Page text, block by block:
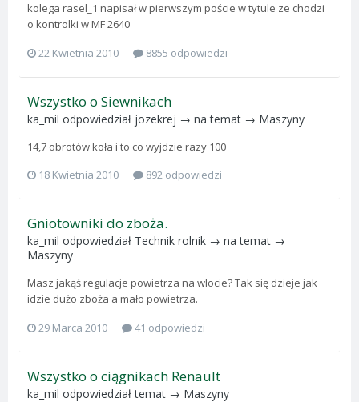
kolega rasel_1 napisał w pierwszym poście w tytule ze chodzi
o kontrolki w MF 2640
22 Kwietnia 2010
8855 odpowiedzi
Wszystko o Siewnikach
ka_mil odpowiedział jozekrej → na temat → Maszyny
14,7 obrotów koła i to co wyjdzie razy 100
18 Kwietnia 2010
892 odpowiedzi
Gniotowniki do zboża.
ka_mil odpowiedział Technik rolnik → na temat →
Maszyny
Masz jakąś regulacje powietrza na wlocie? Tak się dzieje jak
idzie dużo zboża a mało powietrza.
29 Marca 2010
41 odpowiedzi
Wszystko o ciągnikach Renault
ka_mil odpowiedział temat → Maszyny